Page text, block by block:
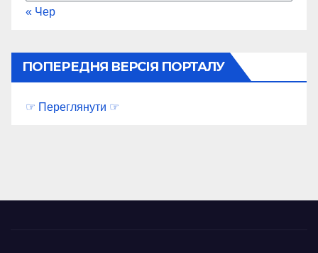
« Чер
ПОПЕРЕДНЯ ВЕРСІЯ ПОРТАЛУ
☞ Переглянути ☞